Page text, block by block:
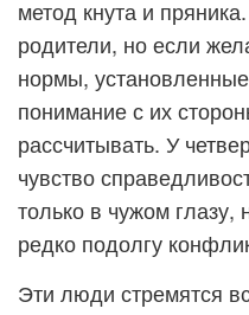
метод кнута и
родители, но если
нормы,
понимание с их
рассчитывать. У
чувство
только в чужом глазу,
редко подолгу
Эти люди стремятся